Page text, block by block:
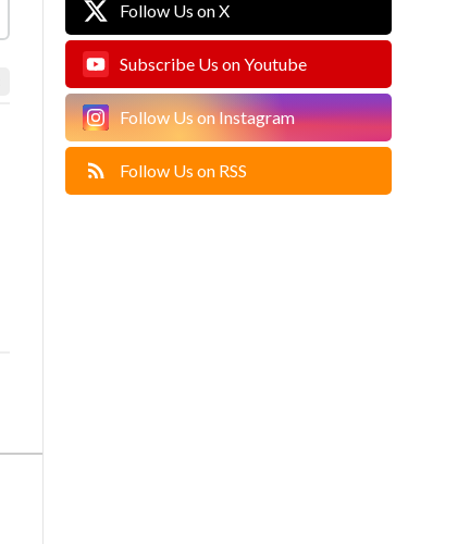
Follow Us on X
Subscribe Us on Youtube
Follow Us on Instagram
Follow Us on RSS